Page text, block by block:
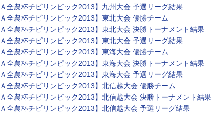
Ａ全農杯チビリンピック2013】九州大会 予選リーグ結果
Ａ全農杯チビリンピック2013】東北大会 優勝チーム
Ａ全農杯チビリンピック2013】東北大会 決勝トーナメント結果
Ａ全農杯チビリンピック2013】東北大会 予選リーグ結果
Ａ全農杯チビリンピック2013】東海大会 優勝チーム
Ａ全農杯チビリンピック2013】東海大会 決勝トーナメント結果
Ａ全農杯チビリンピック2013】東海大会 予選リーグ結果
Ａ全農杯チビリンピック2013】北信越大会 優勝チーム
Ａ全農杯チビリンピック2013】北信越大会 決勝トーナメント結果
Ａ全農杯チビリンピック2013】北信越大会 予選リーグ結果